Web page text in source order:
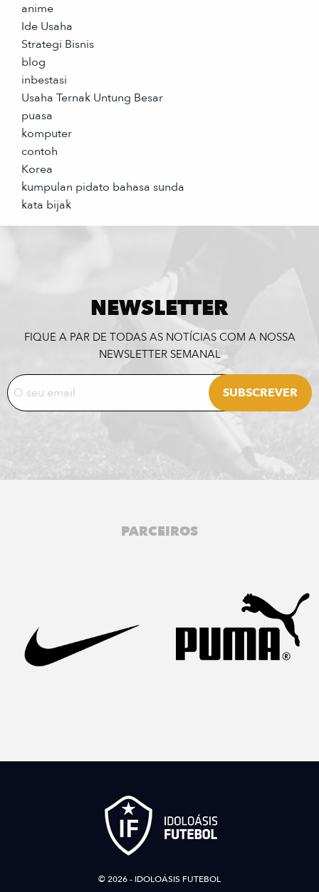
anime
Ide Usaha
Strategi Bisnis
blog
inbestasi
Usaha Ternak Untung Besar
puasa
komputer
contoh
Korea
kumpulan pidato bahasa sunda
kata bijak
NEWSLETTER
FIQUE A PAR DE TODAS AS NOTÍCIAS COM A NOSSA
NEWSLETTER SEMANAL
PARCEIROS
© 2026 - IDOLOÁSIS FUTEBOL